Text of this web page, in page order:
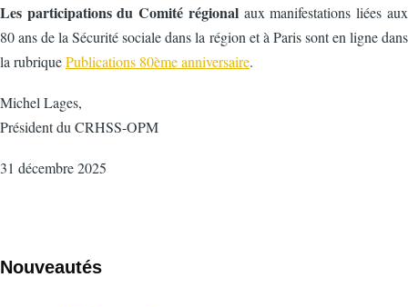
Les participations du Comité régionalaux manifestations liées aux
80 ans de la Sécurité sociale dans la région et à Paris sont en ligne dans
la rubriquePublications 80ème anniversaire.
Michel Lages,
Président du CRHSS-OPM
31 décembre 2025
Nouveautés